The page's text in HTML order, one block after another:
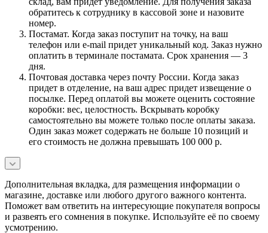
обратитесь к сотруднику в кассовой зоне и назовите
номер.
Постамат. Когда заказ поступит на точку, на ваш
телефон или e-mail придет уникальный код. Заказ нужно
оплатить в терминале постамата. Срок хранения — 3
дня.
Почтовая доставка через почту России. Когда заказ
придет в отделение, на ваш адрес придет извещение о
посылке. Перед оплатой вы можете оценить состояние
коробки: вес, целостность. Вскрывать коробку
самостоятельно вы можете только после оплаты заказа.
Один заказ может содержать не больше 10 позиций и
его стоимость не должна превышать 100 000 р.
Дополнительная вкладка, для размещения информации о
магазине, доставке или любого другого важного контента.
Поможет вам ответить на интересующие покупателя вопросы
и развеять его сомнения в покупке. Используйте её по своему
усмотрению.